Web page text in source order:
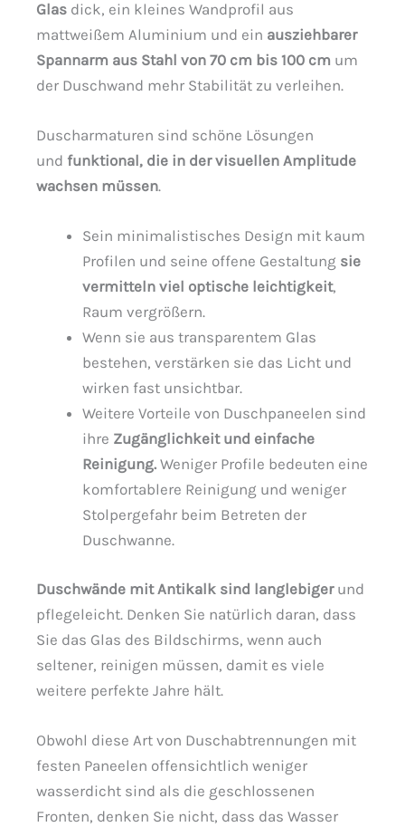
Glas dick, ein kleines Wandprofil aus
mattweißem Aluminium und ein ausziehbarer
Spannarm aus Stahl von 70 cm bis 100 cm um
der Duschwand mehr Stabilität zu verleihen.
Duscharmaturen sind schöne Lösungen
und funktional, die in der visuellen Amplitude
wachsen müssen.
Sein minimalistisches Design mit kaum
Profilen und seine offene Gestaltung sie
vermitteln viel optische leichtigkeit,
Raum vergrößern.
Wenn sie aus transparentem Glas
bestehen, verstärken sie das Licht und
wirken fast unsichtbar.
Weitere Vorteile von Duschpaneelen sind
ihre Zugänglichkeit und einfache
Reinigung. Weniger Profile bedeuten eine
komfortablere Reinigung und weniger
Stolpergefahr beim Betreten der
Duschwanne.
Duschwände mit Antikalk sind langlebigerund
pflegeleicht. Denken Sie natürlich daran, dass
Sie das Glas des Bildschirms, wenn auch
seltener, reinigen müssen, damit es viele
weitere perfekte Jahre hält.
Obwohl diese Art von Duschabtrennungen mit
festen Paneelen offensichtlich weniger
wasserdicht sind als die geschlossenen
Fronten, denken Sie nicht, dass das Wasser